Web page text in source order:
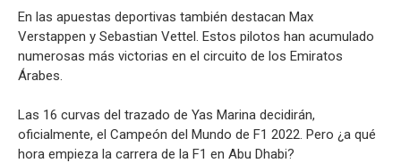
En las apuestas deportivas también destacan Max
Verstappen y Sebastian Vettel. Estos pilotos han acumulado
numerosas más victorias en el circuito de los Emiratos
Árabes.
Las 16 curvas del trazado de Yas Marina decidirán,
oficialmente, el Campeón del Mundo de F1 2022. Pero ¿a qué
hora empieza la carrera de la F1 en Abu Dhabi?